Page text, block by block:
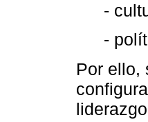
-
-
Por ello,